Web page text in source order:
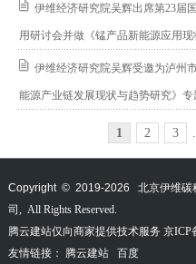
伊维经济研究院吴辉出席第23届
用研讨会并做《锰产品新能源应用
伊维经济研究院吴辉受邀为泸州
能源产业链发展现状与趋势研究》专
1 2 3
Copyright © 2019-2026
北京伊维碳
司, All Rights Reserved.
腾云建站仅向商家提供技术服务 京ICP
友情链接： 腾云建站 百度